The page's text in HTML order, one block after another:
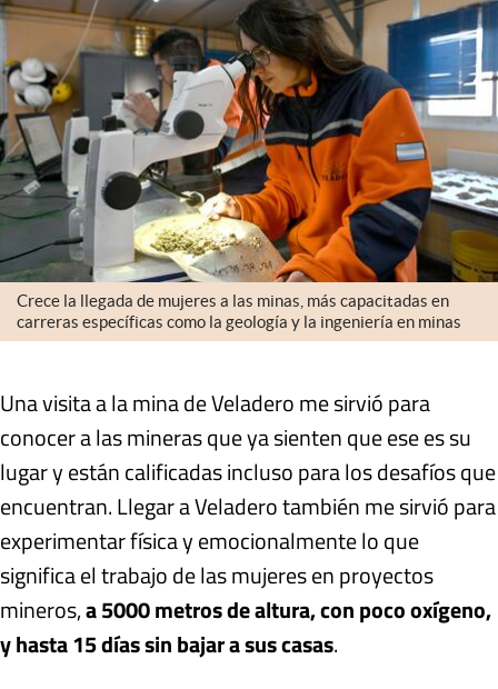
Crece la llegada de mujeres a las minas, más capacitadas en
carreras específicas como la geología y la ingeniería en minas
Una visita a la mina de Veladero me sirvió para
conocer a las mineras que ya sienten que ese es su
lugar y están calificadas incluso para los desafíos que
encuentran. Llegar a Veladero también me sirvió para
experimentar física y emocionalmente lo que
significa el trabajo de las mujeres en proyectos
mineros,a 5000 metros de altura, con poco oxígeno,
y hasta 15 días sin bajar a sus casas.